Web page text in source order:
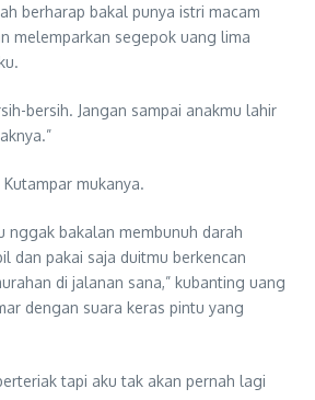
berharap bakal punya istri macam
melemparkan segepok uang lima
bersih. Jangan sampai anakmu lahir
mukanya.
nggak bakalan membunuh darah
dan pakai saja duitmu berkencan
di jalanan sana,” kubanting uang
dengan suara keras pintu yang
tapi aku tak akan pernah lagi